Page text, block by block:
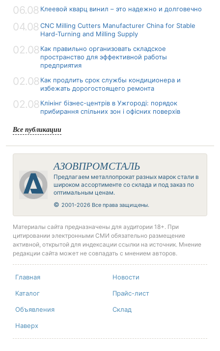
06.08 Клеевой кварц винил – это надежно и долговечно
04.08 CNC Milling Cutters Manufacturer China for Stable
Hard-Turning and Milling Supply
02.08 Как правильно организовать складское
пространство для эффективной работы
предприятия
02.08 Как продлить срок службы кондиционера и
избежать дорогостоящего ремонта
02.08 Клінінг бізнес-центрів в Ужгороді: порядок
прибирання спільних зон і офісних поверхів
Все публикации
АЗОВПРОМСТАЛЬ
Предлагаем металлопрокат разных марок стали в
широком ассортименте со склада и под заказ по
оптимальным ценам.
© 2001-2026 Все права защищены.
Материалы сайта предназначены для аудитории 18+. При
цитировании электронными СМИ обязательно размещение
активной, открытой для индексации ссылки на источник. Мнение
редакции сайта может не совпадать с мнением авторов.
Главная Новости
Каталог Прайс-лист
Объявления Склад
Наверх